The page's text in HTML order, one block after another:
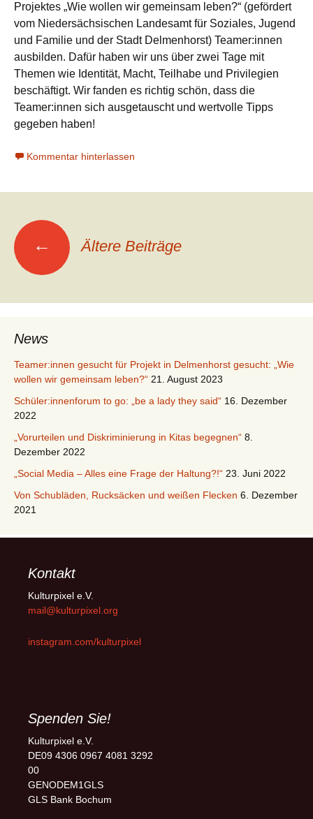
Projektes „Wie wollen wir gemeinsam leben?“ (gefördert
vom Niedersächsischen Landesamt für Soziales, Jugend
und Familie und der Stadt Delmenhorst) Teamer:innen
ausbilden. Dafür haben wir uns über zwei Tage mit
Themen wie Identität, Macht, Teilhabe und Privilegien
beschäftigt. Wir fanden es richtig schön, dass die
Teamer:innen sich ausgetauscht und wertvolle Tipps
gegeben haben!
Kommentar hinterlassen
Beitragsnavigation
← Ältere Beiträge
News
Teamer:innen gesucht für Projekt in Delmenhorst gesucht: „Wie
wollen wir gemeinsam leben?“ 21. August 2023
Schüler:innenforum to go: „be a lady they said“ 16. Dezember
2022
„Vorurteilen und Diskriminierung in Kitas begegnen“ 8.
Dezember 2022
„Social Media – Alles eine Frage der Haltung?!“ 23. Juni 2022
Von Schubläden, Rucksäcken und weißen Flecken 6. Dezember
2021
Kontakt
Kulturpixel e.V.
mail@kulturpixel.org
instagram.com/kulturpixel
Spenden Sie!
Kulturpixel e.V.
DE09 4306 0967 4081 3292
00
GENODEM1GLS
GLS Bank Bochum